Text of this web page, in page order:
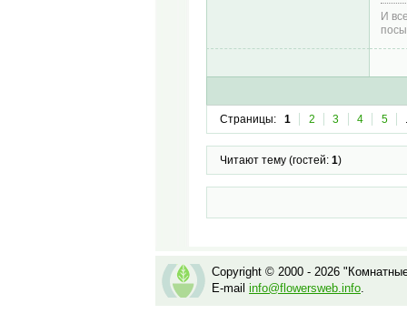
И
Страницы: 1 2 3 4 5
Читают тему (гостей: 1)
Copyright © 2000 - 2026
E-mail info@flowersweb.info.